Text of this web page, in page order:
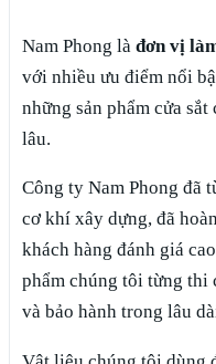
Nam Phong là đơn vị
với nhiều ưu điểm nổi
những sản phẩm cửa
lâu.
Công ty Nam Phong đã
cơ khí xây dựng, đã
khách hàng đánh giá
phẩm chúng tôi từng thi
và bảo hành trong lâu